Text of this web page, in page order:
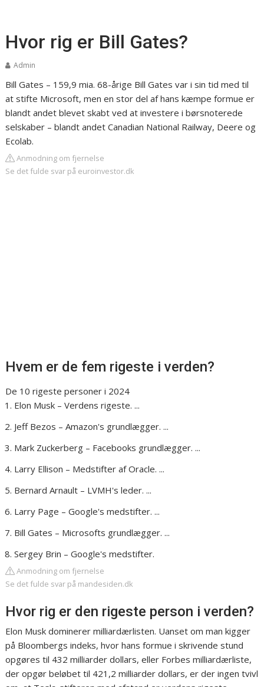
Hvor rig er Bill Gates?
Admin
Bill Gates – 159,9 mia. 68-årige Bill Gates var i sin tid med til
at stifte Microsoft, men en stor del af hans kæmpe formue er
blandt andet blevet skabt ved at investere i børsnoterede
selskaber – blandt andet Canadian National Railway, Deere og
Ecolab.
Anmodning om fjernelse
Se det fulde svar på euroinvestor.dk
Hvem er de fem rigeste i verden?
De 10 rigeste personer i 2024
Elon Musk – Verdens rigeste. ...
Jeff Bezos – Amazon's grundlægger. ...
Mark Zuckerberg – Facebooks grundlægger. ...
Larry Ellison – Medstifter af Oracle. ...
Bernard Arnault – LVMH's leder. ...
Larry Page – Google's medstifter. ...
Bill Gates – Microsofts grundlægger. ...
Sergey Brin – Google's medstifter.
Anmodning om fjernelse
Se det fulde svar på mandesiden.dk
Hvor rig er den rigeste person i verden?
Elon Musk dominerer milliardærlisten. Uanset om man kigger
på Bloombergs indeks, hvor hans formue i skrivende stund
opgøres til 432 milliarder dollars, eller Forbes milliardærliste,
der opgør beløbet til 421,2 milliarder dollars, er der ingen tvivl